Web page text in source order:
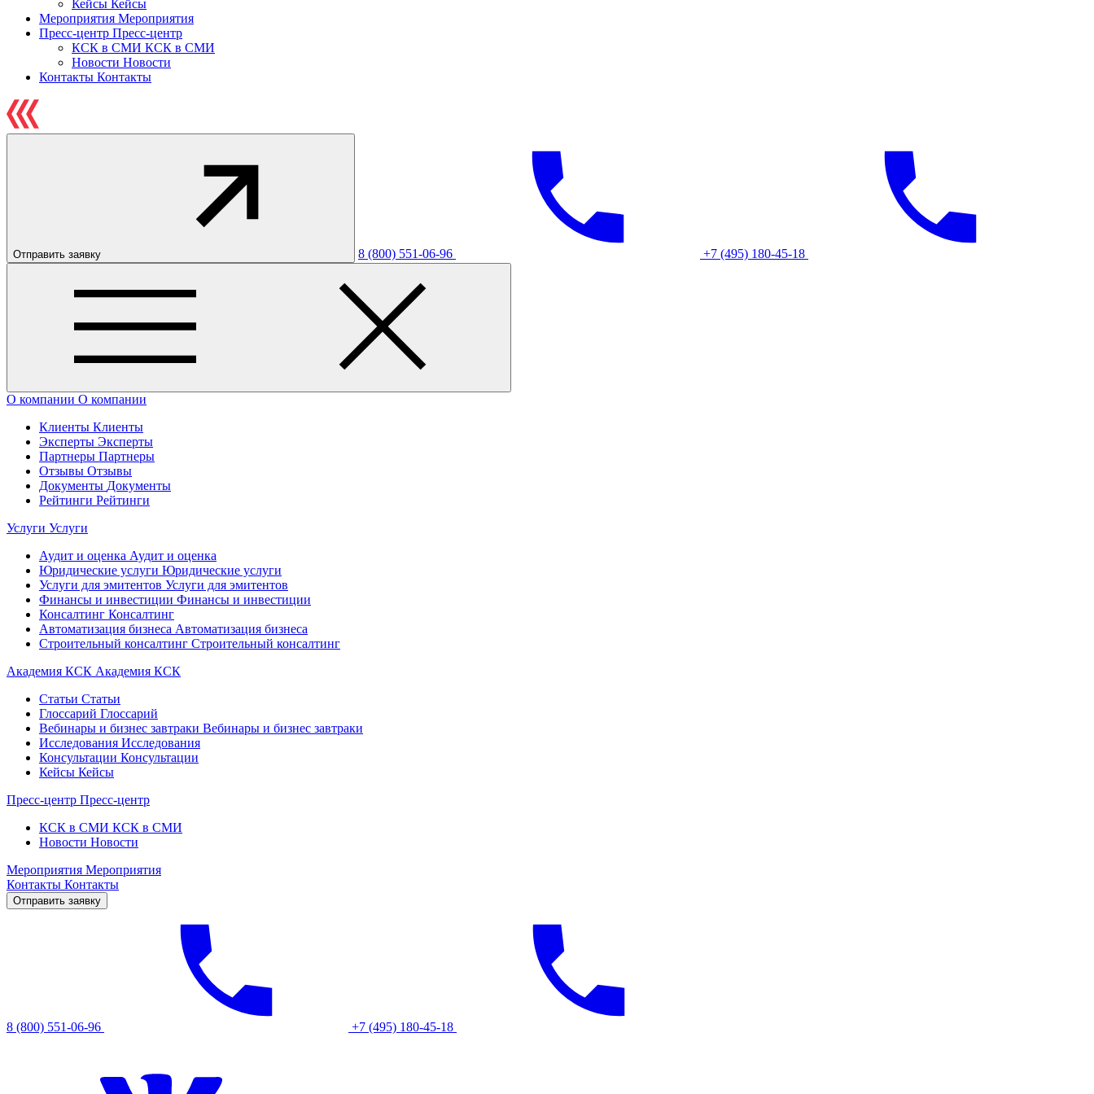
Кейсы Кейсы
Мероприятия Мероприятия
Пресс-центр Пресс-центр
КСК в СМИ КСК в СМИ
Новости Новости
Контакты Контакты
Отправить заявку 8 (800) 551-06-96 +7 (495) 180-45-18
О компании О компании
Клиенты Клиенты
Эксперты Эксперты
Партнеры Партнеры
Отзывы Отзывы
Документы Документы
Рейтинги Рейтинги
Услуги Услуги
Аудит и оценка Аудит и оценка
Юридические услуги Юридические услуги
Услуги для эмитентов Услуги для эмитентов
Финансы и инвестиции Финансы и инвестиции
Консалтинг Консалтинг
Автоматизация бизнеса Автоматизация бизнеса
Строительный консалтинг Строительный консалтинг
Академия КСК Академия КСК
Статьи Статьи
Глоссарий Глоссарий
Вебинары и бизнес завтраки Вебинары и бизнес завтраки
Исследования Исследования
Консультации Консультации
Кейсы Кейсы
Пресс-центр Пресс-центр
КСК в СМИ КСК в СМИ
Новости Новости
Мероприятия Мероприятия
Контакты Контакты
Отправить заявку
8 (800) 551-06-96 +7 (495) 180-45-18